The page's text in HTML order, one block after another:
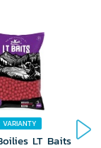
VARIANTY
LT Baits